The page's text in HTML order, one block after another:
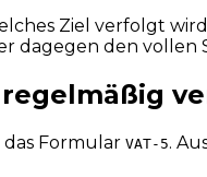
Ziel verfolgt
dagegen den
Formular VAT-5.